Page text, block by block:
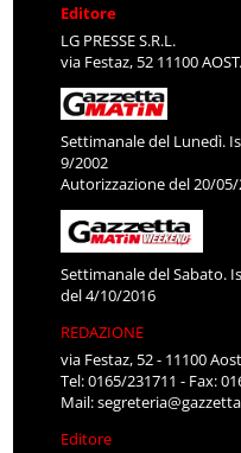
Editore
LG PRESSE S.R.L.
via Festaz, 52 11100
Settimanale del Lunedì.
9/2002
Autorizzazione del 20/05/
Settimanale del Sabato.
del 4/10/2016
REDAZIONE
via Festaz, 52 - 11100
Tel: 0165/231711 - Fax:
Mail:
Editore